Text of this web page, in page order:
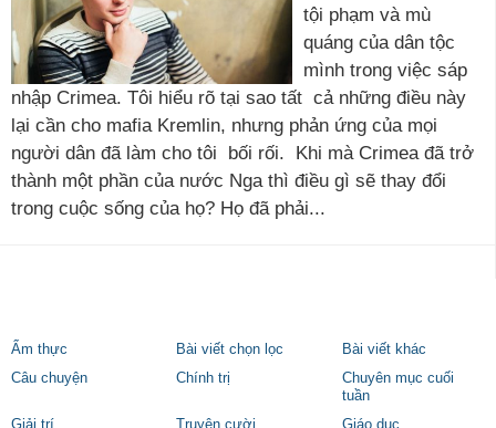
tội phạm và mù
quáng của dân tộc
mình trong việc sáp
nhập Crimea. Tôi hiểu rõ tại sao tất cả những điều này
lại cần cho mafia Kremlin, nhưng phản ứng của mọi
người dân đã làm cho tôi bối rối. Khi mà Crimea đã trở
thành một phần của nước Nga thì điều gì sẽ thay đổi
trong cuộc sống của họ? Họ đã phải...
Ẩm thực Bài viết chọn lọc
Bài viết khác
Câu chuyện
Chính trị
Chuyên mục cuối
tuần
Giải trí
Truyện cười
Giáo dục